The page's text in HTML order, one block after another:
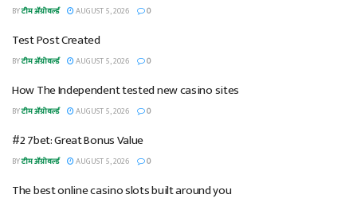
BYटीम ॲग्रोवर्ल्ड AUGUST 5, 2026 0
Test Post Created
BYटीम ॲग्रोवर्ल्ड AUGUST 5, 2026 0
How The Independent tested new casino sites
BYटीम ॲग्रोवर्ल्ड AUGUST 5, 2026 0
#2 7bet: Great Bonus Value
BYटीम ॲग्रोवर्ल्ड AUGUST 5, 2026 0
The best online casino slots built around you